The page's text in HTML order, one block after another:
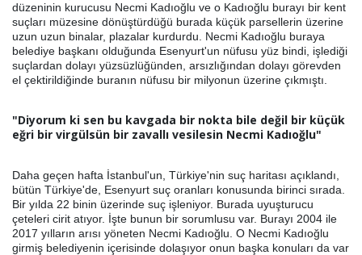
düzeninin kurucusu Necmi Kadıoğlu ve o Kadıoğlu burayı bir kent
suçları müzesine dönüştürdüğü burada küçük parsellerin üzerine
uzun uzun binalar, plazalar kurdurdu. Necmi Kadıoğlu buraya
belediye başkanı olduğunda Esenyurt'un nüfusu yüz bindi, işlediği
suçlardan dolayı yüzsüzlüğünden, arsızlığından dolayı görevden
el çektirildiğinde buranın nüfusu bir milyonun üzerine çıkmıştı.
"Diyorum ki sen bu kavgada bir nokta bile değil bir küçük
eğri bir virgülsün bir zavallı vesilesin Necmi Kadıoğlu"
Daha geçen hafta İstanbul'un, Türkiye'nin suç haritası açıklandı,
bütün Türkiye'de, Esenyurt suç oranları konusunda birinci sırada.
Bir yılda 22 binin üzerinde suç işleniyor. Burada uyuşturucu
çeteleri cirit atıyor. İşte bunun bir sorumlusu var. Burayı 2004 ile
2017 yılların arısı yöneten Necmi Kadıoğlu. O Necmi Kadıoğlu
girmiş belediyenin içerisinde dolaşıyor onun başka konuları da var